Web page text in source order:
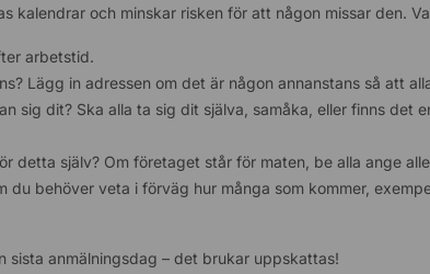
kalendrar och minskar risken för att någon missar den.
arbetstid.
Lägg in adressen om det är någon annanstans så att
sig dit? Ska alla ta sig dit själva, samåka, eller finns det
detta själv? Om företaget står för maten, be alla ange
du behöver veta i förväg hur många som kommer,
sista anmälningsdag – det brukar uppskattas!